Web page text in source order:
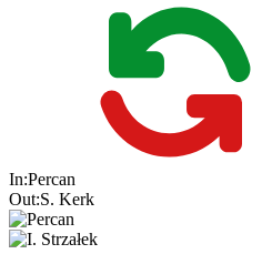
In:Percan
Out:S. Kerk